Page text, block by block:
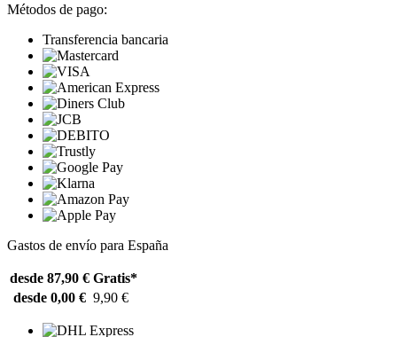
Métodos de pago:
Transferencia bancaria
Gastos de envío para España
desde 87,90 € Gratis*
desde 0,00 € 9,90 €